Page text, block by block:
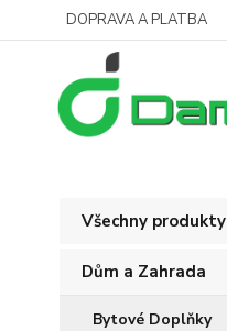
DOPRAVA A PLATBA
Všechny produkty
Dům a Zahrada
Bytové Doplňky